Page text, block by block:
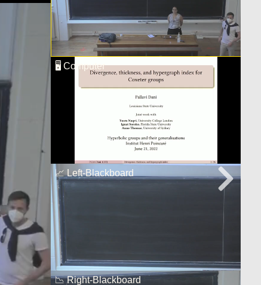
Applications